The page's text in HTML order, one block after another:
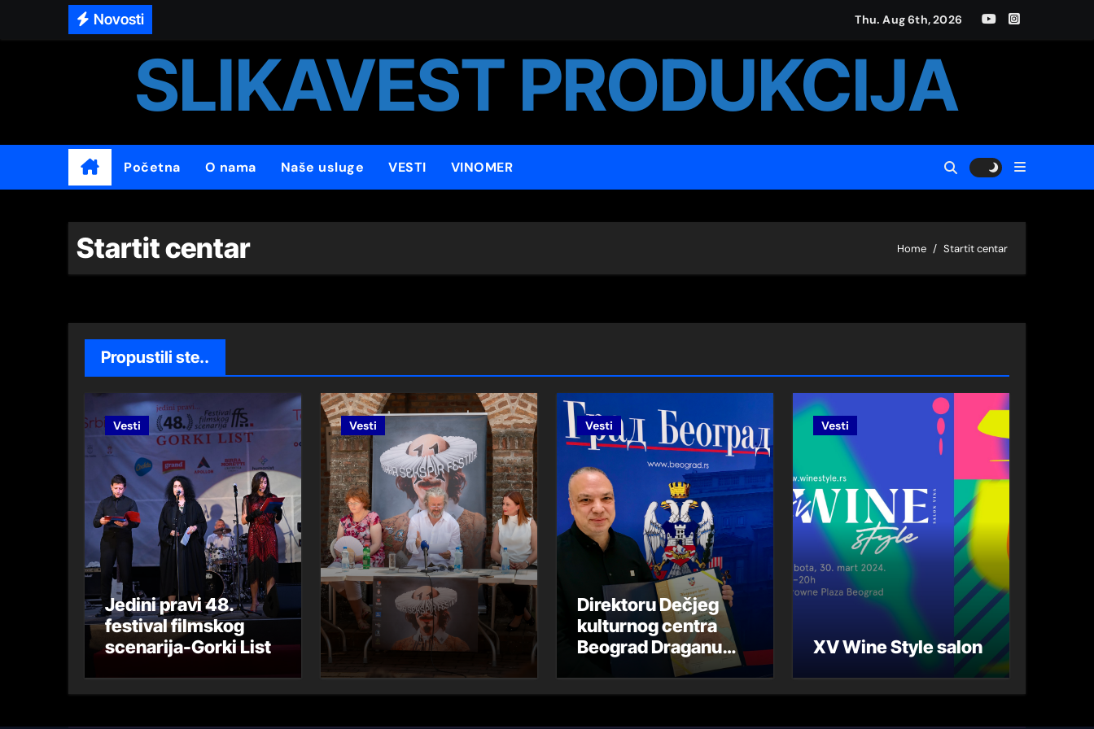
Novosti
XV Wine Style salon
Da se ne zaboravi – 25 godina od NATO bombardovanja
Wine Mart 2024.
47.Филмски фестивал сценарија ОТВАРАЊЕ
47. Festival Filmskog scenarija
Međunarodno takmičenje učenika i studenata udaraljki ,,Stevan Strunjašević”
Šah poslovna liga
ПРИЧЕ БЕОГРАДСКЕ
СУСРЕТИ СА СРПСКИМ ПИСЦИМА ИЗ ДАЛМАЦИЈЕ
OBILAZAK TAŠMAJDANSKIH PEĆINA
78 godina Halijard misije obeleženo u Pranjanima
46.Filmski festival scenarija ZATVARANJE
OTVOREN 46.Festival filmskog scenarija
46.Festival filmskog scenarija
Zemunski maturanti
Jedini pravi 48. festival filmskog scenarija-Gorki List
Thu. Aug 6th, 2026
SLIKAVEST PRODUKCIJA
Početna O nama Naše usluge VESTI VINOMER
Startit centar Home Startit centar
Propustili ste..
Vesti
Jedini pravi 48.
festival filmskog
scenarija-Gorki List
Vesti Vesti
Direktoru Dečjeg
kulturnog centra
Beograd Draganu
Mariću uručena
Vesti
XV Wine Style salon